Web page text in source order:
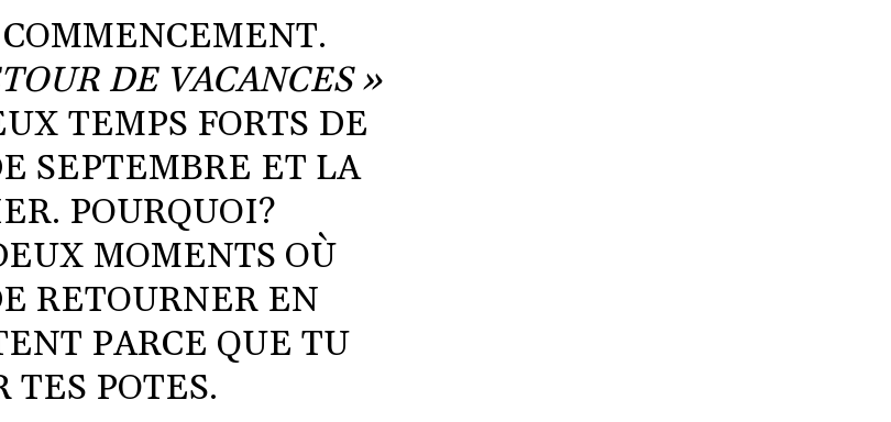
DE VACANCES »
TEMPS FORTS DE
SEPTEMBRE ET LA
POURQUOI?
MOMENTS OÙ
RETOURNER EN
PARCE QUE TU
TES POTES.